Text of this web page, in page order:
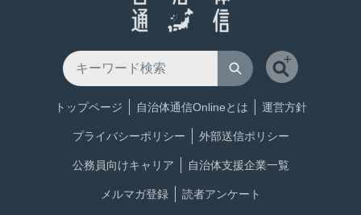
トップページ 自治体通信Onlineとは 運営方針
プライバシーポリシー 外部送信ポリシー
公務員向けキャリア 自治体支援企業一覧
メルマガ登録 読者アンケート